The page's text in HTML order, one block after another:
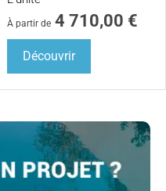
À partir de 4 710,00 €
Découvrir